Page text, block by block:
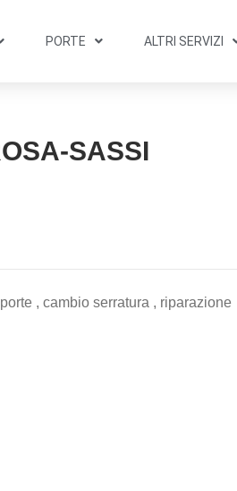
PORTE ALTRI SERVIZI
SASSI
, cambio serratura , riparazione